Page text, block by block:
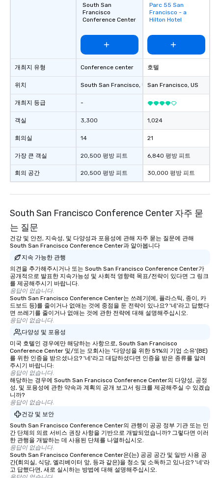
개최지 유형
위치
개최지 등급
객실
회의실
가장 큰 객실
회의 공간
South San
Francisco
Conference Center
Conference center
South San Francisco, US
-
3,300
14
20,500 평방 피트
20,500 평방 피트
Removed from
favorites
Parc 55 San
Francisco - a
Hilton Hotel
호텔
San Francisco, US
1,024
21
6,840 평방 피트
30,000 평방 피트
South San Francisco Conference Center 자주 묻
는 질문
건강 및 안전, 지속성, 및 다양성과 포용성에 관해 자주 묻는 질문에 관해
South San Francisco Conference Center과 알아봅니다
지속 가능한 관행
의견을 추가해주시거나 또는 South San Francisco Conference Center가
공개적으로 발표한 지속가능성 및 사회적 영향력 목표/전략이 있다면 그 링크
를 제공해주시기 바랍니다.
응답이 없습니다.
South San Francisco Conference Center는 쓰레기(예, 플라스틱, 종이, 카
드보드 등)를 줄이거나 없애는 것에 중점을 둔 전략이 있나요? '네'라고 답했다
면 쓰레기를 줄이거나 없애는 것에 관한 전략에 대해 설명해주십시오.
응답이 없습니다.
다양성 및 포용성
미국 호텔인 경우에만 해당하는 사항으로, South San Francisco
Conference Center 및/또는 모회사는 '다양성을 위한 51%의 기업 소유'(BE)
를 위한 인증을 받으셨나요? '네'라고 대답하셨다면 인증을 받은 종류를 알려
주시기 바랍니다:
응답이 없습니다.
해당하는 경우에 South San Francisco Conference Center의 다양성, 공정
성, 및 포용성에 관한 약속과 계획의 공개 보고서 링크를 제공해주실 수 있겠습
니까?
응답이 없습니다.
건강 및 보안
South San Francisco Conference Center의 관행이 공공 정부 기관 또는 민
간 단체의 의료 서비스 권장 사항을 기반으로 개발되었습니까? 그렇다면 이러
한 관행을 개발하는 데 사용된 단체를 나열하십시오.
응답이 없습니다.
South San Francisco Conference Center은(는) 공공 공간 및 일반 사용 공
간(회의실, 식당, 엘리베이터 앞, 등과 같은)을 청소 및 소독하고 있나요? '네'라
고 답했다면, 새로 실시하는 방법에 대해 설명해주십시오.